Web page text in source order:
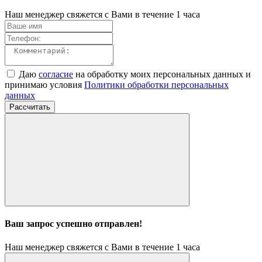
Наш менеджер свяжется с Вами в течение 1 часа
Даю согласие на обработку моих персональных данных и
принимаю условия Политики обработки персональных
данных
Рассчитать
Ваш запрос успешно отправлен!
Наш менеджер свяжется с Вами в течение 1 часа